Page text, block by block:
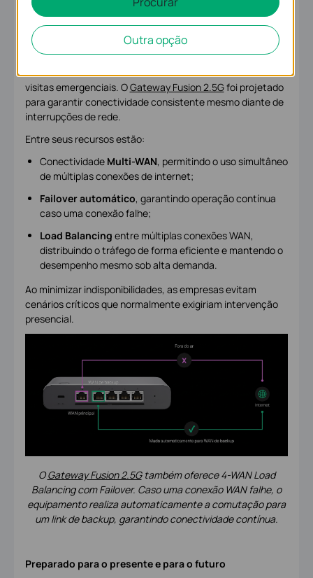
Mantém a conectividade empresarial confiável e sem
interrupções
Uma conectividade confiável reduz a necessidade de
visitas emergenciais. OGateway Fusion 2.5Gfoi projetado
para garantir conectividade consistente mesmo diante de
interrupções de rede.
Entre seus recursos estão:
Conectividade Multi-WAN, permitindo o uso simultâneo
de múltiplas conexões de internet;
Failover automático, garantindo operação contínua
caso uma conexão falhe;
Load Balancing entre múltiplas conexões WAN,
distribuindo o tráfego de forma eficiente e mantendo o
desempenho mesmo sob alta demanda.
Ao minimizar indisponibilidades, as empresas evitam
cenários críticos que normalmente exigiriam intervenção
presencial.
OGateway Fusion 2.5Gtambém oferece 4-WAN Load
Balancing com Failover. Caso uma conexão WAN falhe, o
equipamento realiza automaticamente a comutação para
um link de backup, garantindo conectividade contínua.
Preparado para o presente e para o futuro
Outra opção